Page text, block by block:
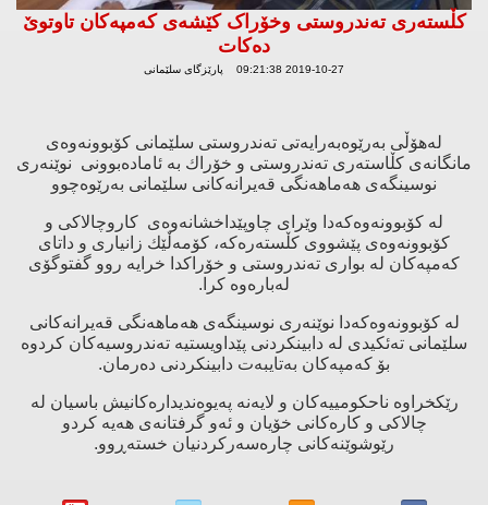
کڵستەرى تەندروستى وخۆراک كێشه‌ی كه‌مپه‌كان تاوتوێ
ده‌كات
2019-10-27 09:21:38 پارێزگای سلێمانی
له‌هۆڵی به‌رێوه‌به‌رایه‌تی ته‌ندروستی سلێمانی كۆبوونه‌وه‌ی
مانگانه‌ی كڵاسته‌ری ته‌ندروستی و خۆراك به‌ ئاماده‌بوونی نوێنه‌ری
نوسینگه‌ی هه‌ماهه‌نگی قه‌یرانه‌كانی سلێمانی به‌رێوه‌چوو
له‌ كۆبوونه‌وه‌كه‌دا وێرای چاوپێداخشانه‌وه‌ی كاروچالاكی و
كۆبوونه‌وه‌ی پێشووی كڵسته‌ره‌كه‌، كۆمه‌ڵێك زانیاری و داتای
كه‌مپه‌كان له‌ بواری ته‌ندروستی و خۆراكدا خرایه‌ روو گفتوگۆی
له‌باره‌وه‌ كرا.
له‌ كۆبوونه‌وه‌كه‌دا نوێنه‌ری نوسینگه‌ی هه‌ماهه‌نگی قه‌یرانه‌كانی
سلێمانی ته‌ئكیدی له‌ دابینكردنی پێداویستیه‌ ته‌ندروسیه‌كان كردوه‌
بۆ كه‌مپه‌كان به‌تایبه‌ت دابینكردنی ده‌رمان.
رێكخراوه‌ ناحكومییه‌كان و لایه‌نه‌ په‌یوه‌ندیداره‌كانیش باسیان له‌
چالاكی و كاره‌كانی خۆیان و ئه‌و گرفتانه‌ی هه‌یه‌ كردو
رێوشوێنه‌كانی چاره‌سه‌ركردنیان خسته‌ڕوو.